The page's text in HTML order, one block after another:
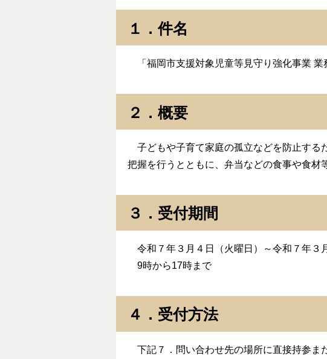
１．件名
「福岡市支援対象児童等見守り強化事業 業
２．概要
子どもや子育て家庭の孤立などを防止する
把握を行うとともに、弁当などの食事や食材
３．受付期間
令和７年３月４日（火曜日）～令和７年３
9時から17時まで
４．受付方法
下記７．問い合わせ先の場所に直接持参ま